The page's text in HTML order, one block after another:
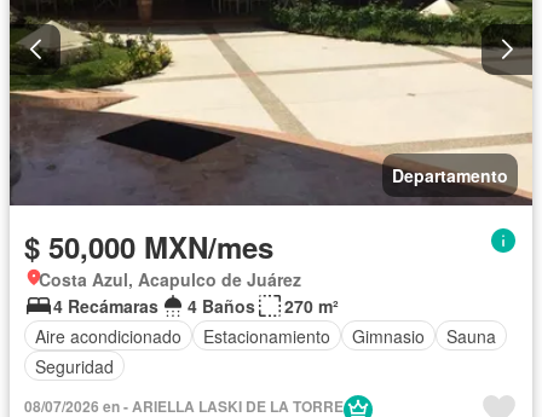
Departamento
$ 50,000 MXN/mes
Costa Azul, Acapulco de Juárez
4 Recámaras
4 Baños
270 m²
Aire acondicionado
Estacionamiento Gimnasio
Sauna
Seguridad
08/07/2026 en - ARIELLA LASKI DE LA TORRE